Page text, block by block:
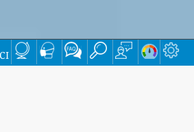
lista noastră de corespondență
notificări când sunt disponibile